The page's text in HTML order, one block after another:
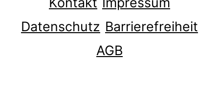
Datenschutz Barrierefreiheit
AGB